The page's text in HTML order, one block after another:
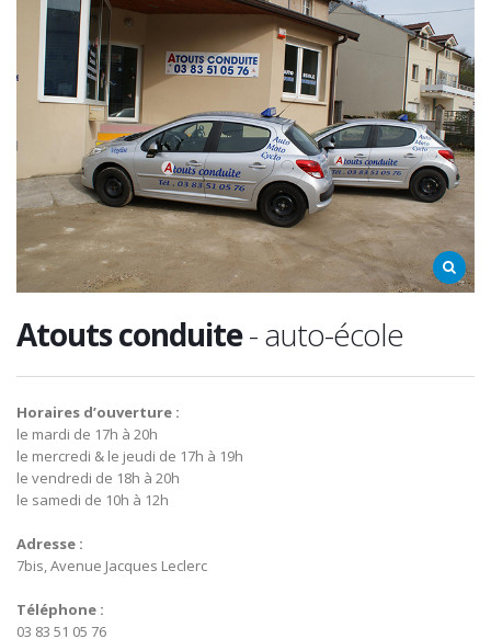
Atouts conduite- auto-école
Horaires d’ouverture :
le mardi de 17h à 20h
le mercredi & le jeudi de 17h à 19h
le vendredi de 18h à 20h
le samedi de 10h à 12h
Adresse :
7bis, Avenue Jacques Leclerc
Téléphone :
03 83 51 05 76